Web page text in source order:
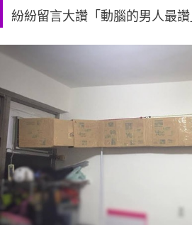
紛紛留言大讚「動腦的男人最讚